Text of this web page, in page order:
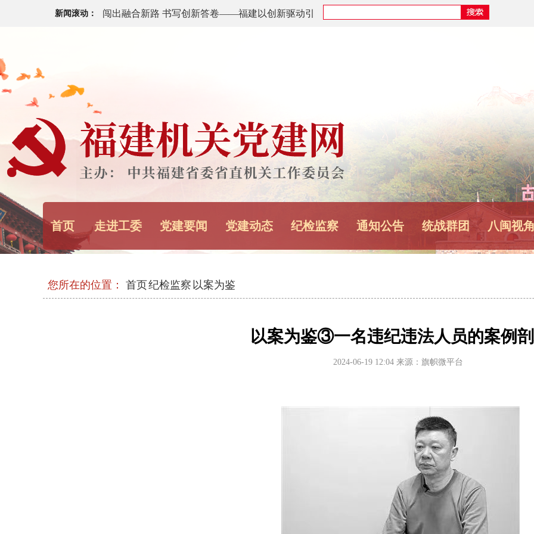
新闻滚动：
中共福建省委十一届十次全会今日召开
代革命军人”发布
中央军委主席习近平签署通令 给1名个人记功
《求是》杂志发表习近平总书记重要文章《加快建设
健康中国》
习近平在中共中央政治局第二十七次集体学习时强调
现代化
2026年三季度省级层面整治形式主义为基层减负专项
中央和国家机关年轻干部学习贯彻习近平党建思想交
首页 走进工委 党建要闻 党建动态 纪检监察 通知公告 统战群团 八闽视
您所在的位置： 首页纪检监察 以案为鉴
以案为鉴③一名违纪违法人员的案例
2024-06-19 12:04 来源：旗帜微平台